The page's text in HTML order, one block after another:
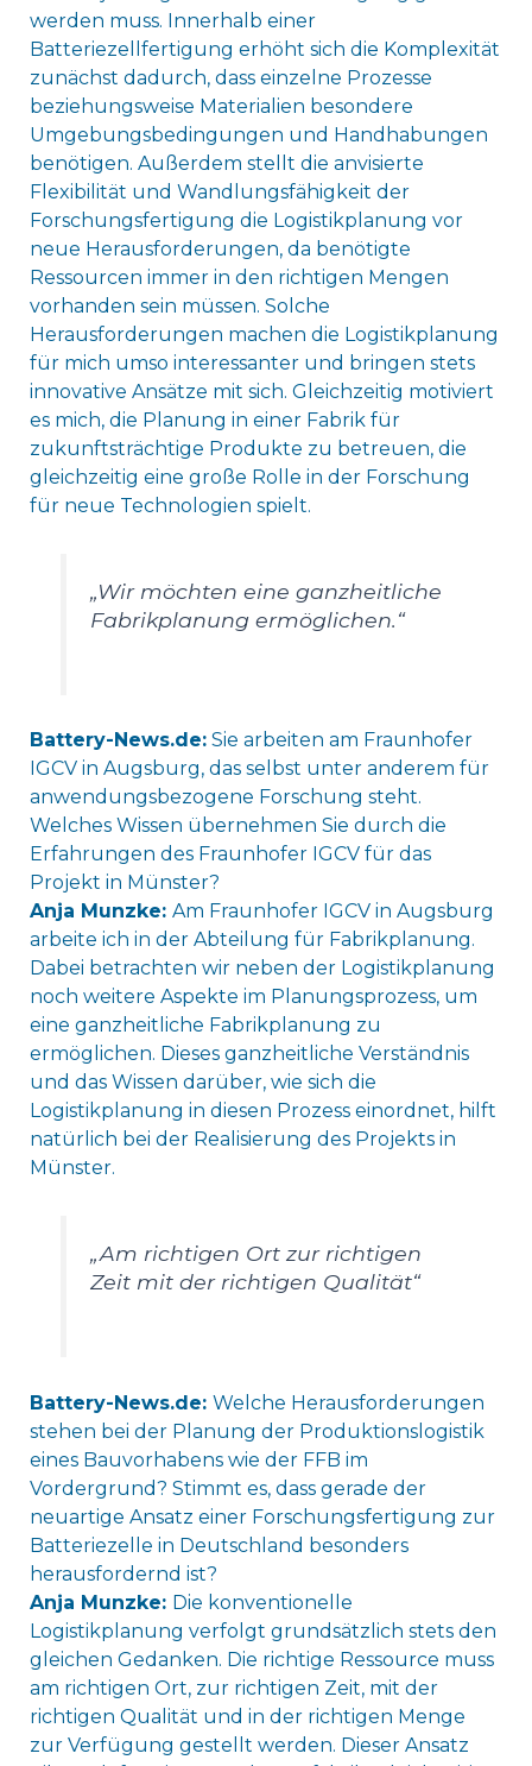
werden muss. Innerhalb einer
Batteriezellfertigung erhöht sich die Komplexität
zunächst dadurch, dass einzelne Prozesse
beziehungsweise Materialien besondere
Umgebungsbedingungen und Handhabungen
benötigen. Außerdem stellt die anvisierte
Flexibilität und Wandlungsfähigkeit der
Forschungsfertigung die Logistikplanung vor
neue Herausforderungen, da benötigte
Ressourcen immer in den richtigen Mengen
vorhanden sein müssen. Solche
Herausforderungen machen die Logistikplanung
für mich umso interessanter und bringen stets
innovative Ansätze mit sich. Gleichzeitig motiviert
es mich, die Planung in einer Fabrik für
zukunftsträchtige Produkte zu betreuen, die
gleichzeitig eine große Rolle in der Forschung
für neue Technologien spielt.
„Wir möchten eine ganzheitliche
Fabrikplanung ermöglichen.“
Battery-News.de:Sie arbeiten am Fraunhofer
IGCV in Augsburg, das selbst unter anderem für
anwendungsbezogene Forschung steht.
Welches Wissen übernehmen Sie durch die
Erfahrungen des Fraunhofer IGCV für das
Projekt in Münster?
Anja Munzke: Am Fraunhofer IGCV in Augsburg
arbeite ich in der Abteilung für Fabrikplanung.
Dabei betrachten wir neben der Logistikplanung
noch weitere Aspekte im Planungsprozess, um
eine ganzheitliche Fabrikplanung zu
ermöglichen. Dieses ganzheitliche Verständnis
und das Wissen darüber, wie sich die
Logistikplanung in diesen Prozess einordnet, hilft
natürlich bei der Realisierung des Projekts in
Münster.
„Am richtigen Ort zur richtigen
Zeit mit der richtigen Qualität“
Battery-News.de: Welche Herausforderungen
stehen bei der Planung der Produktionslogistik
eines Bauvorhabens wie der FFB im
Vordergrund? Stimmt es, dass gerade der
neuartige Ansatz einer Forschungsfertigung zur
Batteriezelle in Deutschland besonders
herausfordernd ist?
Anja Munzke: Die konventionelle
Logistikplanung verfolgt grundsätzlich stets den
gleichen Gedanken. Die richtige Ressource muss
am richtigen Ort, zur richtigen Zeit, mit der
richtigen Qualität und in der richtigen Menge
zur Verfügung gestellt werden. Dieser Ansatz